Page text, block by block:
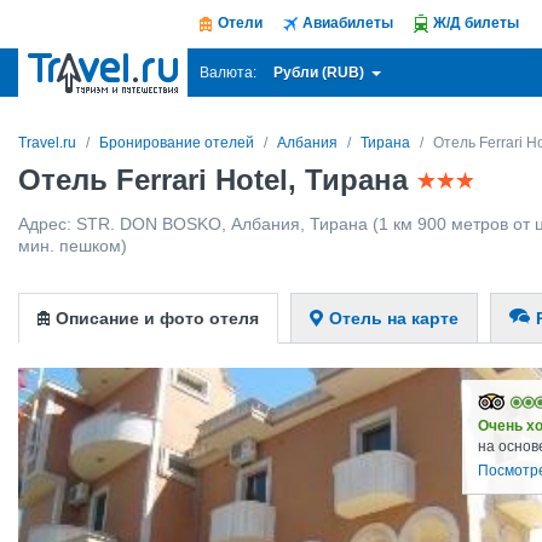
Отели Авиабилеты Ж/Д билеты
Валюта: Рубли (RUB)
Travel.ru Бронирование отелей Албания Тирана Отель Ferrari
Отель Ferrari Hotel, Тирана
Адрес: STR. DON BOSKO Албания Тирана (1 км 900 метров от
мин. пешком)
Описание и фото отеля Отель на карте
Очень
на